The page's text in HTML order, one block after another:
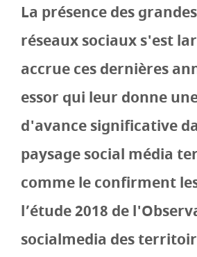
La présence des
réseaux sociaux s'est
accrue ces dernières
essor qui leur donne
d'avance significative
paysage social média
comme le confirment
l’étude 2018 de
socialmedia des